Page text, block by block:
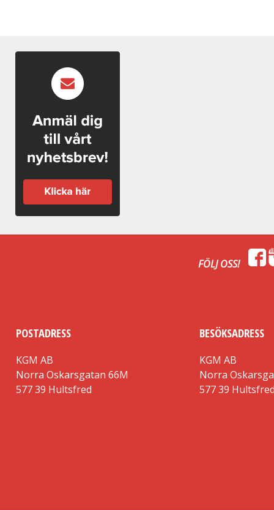
FÖLJ OSS!
POSTADRESS
KGM AB
Norra Oskarsgatan 66M
577 39 Hultsfred
BESÖKSADRESS
KGM AB
Norra
577 39